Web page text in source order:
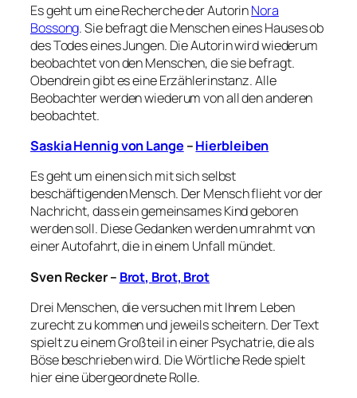
Es geht um eine Recherche der AutorinNora
Bossong. Sie befragt die Menschen eines Hauses ob
des Todes eines Jungen. Die Autorin wird wiederum
beobachtet von den Menschen, die sie befragt.
Obendrein gibt es eine Erzählerinstanz. Alle
Beobachter werden wiederum von all den anderen
beobachtet.
Saskia Hennig von Lange –Hierbleiben
Es geht um einen sich mit sich selbst
beschäftigenden Mensch. Der Mensch flieht vor der
Nachricht, dass ein gemeinsames Kind geboren
werden soll. Diese Gedanken werden umrahmt von
einer Autofahrt, die in einem Unfall mündet.
Sven Recker– Brot, Brot, Brot
Drei Menschen, die versuchen mit Ihrem Leben
zurecht zu kommen und jeweils scheitern. Der Text
spielt zu einem Großteil in einer Psychatrie, die als
Böse beschrieben wird. Die Wörtliche Rede spielt
hier eine übergeordnete Rolle.